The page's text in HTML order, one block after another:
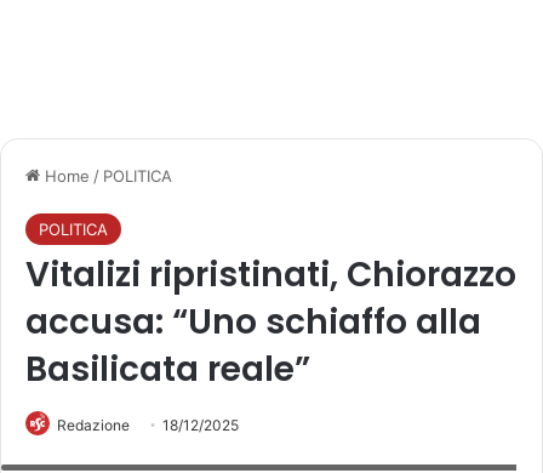
Home / POLITICA
POLITICA
Vitalizi ripristinati, Chiorazzo
accusa: “Uno schiaffo alla
Basilicata reale”
Redazione 18/12/2025